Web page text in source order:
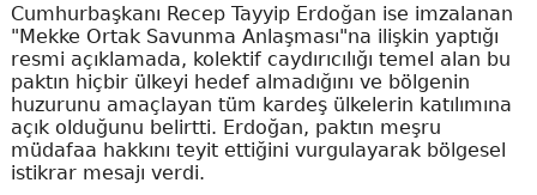
Cumhurbaşkanı Recep Tayyip Erdoğan ise imzalanan
"Mekke Ortak Savunma Anlaşması"na ilişkin yaptığı
resmi açıklamada, kolektif caydırıcılığı temel alan bu
paktın hiçbir ülkeyi hedef almadığını ve bölgenin
huzurunu amaçlayan tüm kardeş ülkelerin katılımına
açık olduğunu belirtti. Erdoğan, paktın meşru
müdafaa hakkını teyit ettiğini vurgulayarak bölgesel
istikrar mesajı verdi.